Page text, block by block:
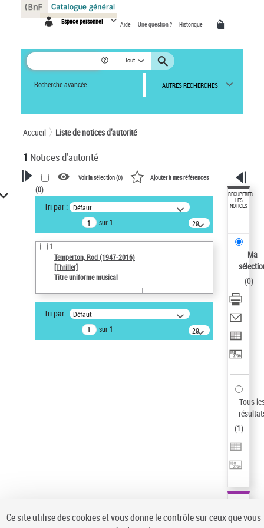
Espace personnel Aide Une question ? Historique
Tout
Recherche avancée AUTRES RECHERCHES
Accueil Liste de notices d’autorité
1 Notices d'autorité
VOTRE RECHERCHE
Recherche avancée dans les
notices d’autorité
Œuvres liées à l'auteur :
Temperton, Rod (1947-2016)
Sauvegarder votre recherche
AFFINER
Type de notice d'autorité
Voir la sélection (0) Ajouter à mes références
(0)
Tri par : Défaut
sur 1
20
résultats/page
1
Temperton, Rod (1947-2016)
[Thriller]
Titre uniforme musical
Tri par : Défaut
sur 1
20
résultats/page
RÉCUPÉRER
LES
NOTICES
Ma
(0)
Tous
(1)
Panneau de gestion des cookies
Ce site utilise des cookies et vous donne le contrôle sur ceux que vous